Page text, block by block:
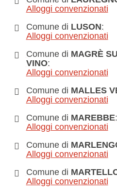
Alloggi convenzionati
Comune di LUSON:
Alloggi convenzionati
Comune di MAGRÈ
VINO:
Alloggi convenzionati
Comune di MALLES
Alloggi convenzionati
Comune di MAREBBE:
Alloggi convenzionati
Comune di
Alloggi convenzionati
Comune di
Alloggi convenzionati